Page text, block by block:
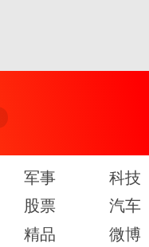
军事 科技
股票 汽车
精品 微博